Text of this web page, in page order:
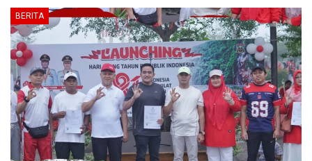
BERITA